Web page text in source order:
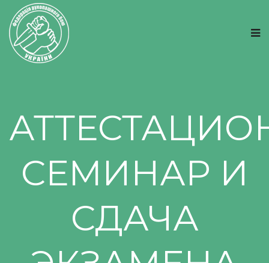
СЕМИНАР И
СДАЧА